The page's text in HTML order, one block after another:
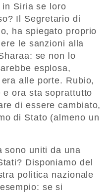
Siria se loro
Il Segretario di
ha spiegato proprio
le sanzioni alla
se non lo
esplosa,
alle porte. Rubio,
e ora sta soprattutto
di essere cambiato,
di Stato (almeno un
sono uniti da una
Disponiamo del
politica nazionale
se si